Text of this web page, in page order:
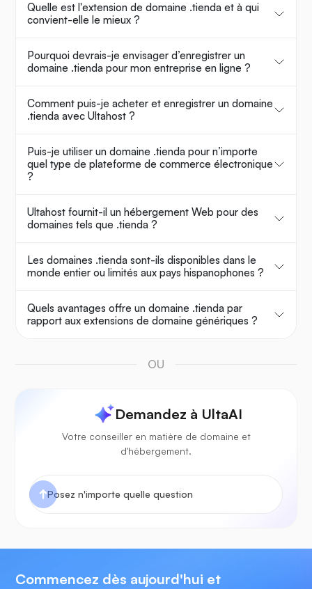
Quelle est l'extension de domaine .tienda et à qui
convient-elle le mieux ?
Pourquoi devrais-je envisager d’enregistrer un
domaine .tienda pour mon entreprise en ligne ?
Comment puis-je acheter et enregistrer un domaine
.tienda avec Ultahost ?
Puis-je utiliser un domaine .tienda pour n’importe
quel type de plateforme de commerce électronique
?
Ultahost fournit-il un hébergement Web pour des
domaines tels que .tienda ?
Les domaines .tienda sont-ils disponibles dans le
monde entier ou limités aux pays hispanophones ?
Quels avantages offre un domaine .tienda par
rapport aux extensions de domaine génériques ?
OU
Demandez à UltaAI
Votre conseiller en matière de domaine et
d'hébergement.
Commencez dès aujourd'hui et